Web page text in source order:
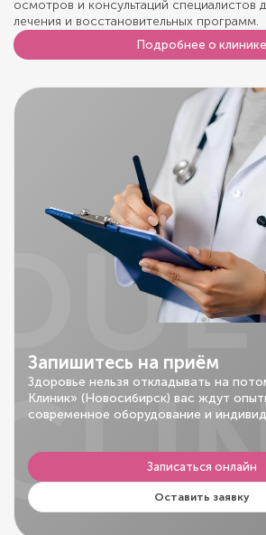
осмотров и консультаций специалистов
лечения и восстановительных программ.
Подробнее о клинике
Запишитесь на приём
Здоровье нельзя откладывать на
Клиник» (Новосибирск) вас ждут
современное оборудование и
Записаться онлайн
Оставить заявку